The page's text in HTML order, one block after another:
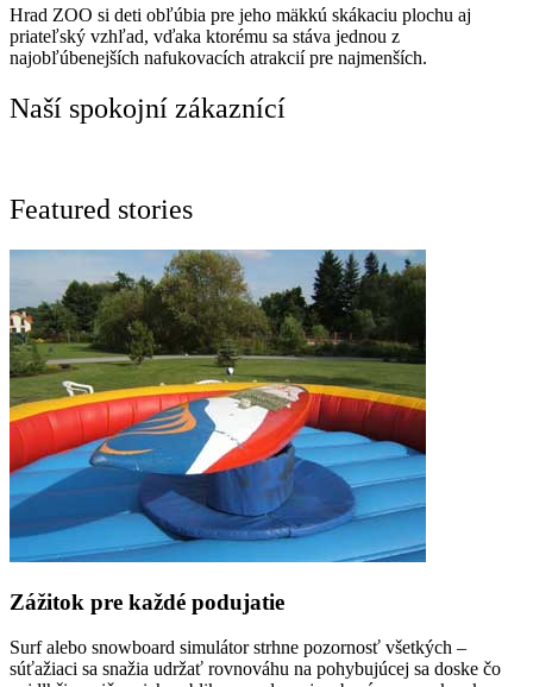
Hrad ZOO si deti obľúbia pre jeho mäkkú skákaciu plochu aj
priateľský vzhľad, vďaka ktorému sa stáva jednou z
najobľúbenejších nafukovacích atrakcií pre najmenších.
Naší spokojní zákaznící
Featured stories
Zážitok pre každé podujatie
Surf alebo snowboard simulátor strhne pozornosť všetkých –
súťažiaci sa snažia udržať rovnováhu na pohybujúcej sa doske čo